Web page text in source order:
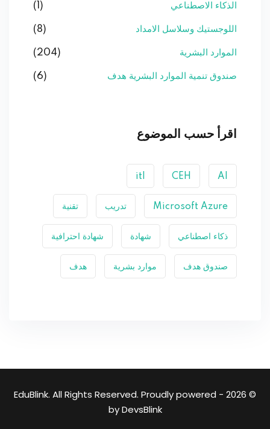
الذكاء الاصطناعي (1)
اللوجستيك وسلاسل الامداد (8)
الموارد البشرية (204)
صندوق تنمية الموارد البشرية هدف (6)
اقرأ حسب الموضوع
AI
CEH
itl
Microsoft Azure تدريب تقنية
ذكاء اصطناعي شهادة شهادة احترافية
صندوق هدف موارد بشرية هدف
© 2026 - EduBlink. All Rights Reserved. Proudly powered
byDevsBlink